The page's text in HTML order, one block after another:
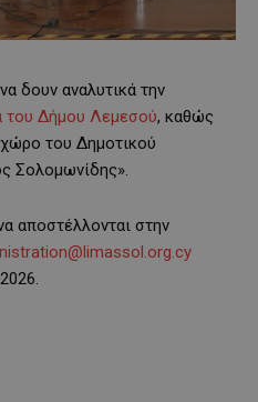
δουν αναλυτικά την
του Δήμου Λεμεσού, καθώς
του Δημοτικού
Σολομωνίδης».
αποστέλλονται στην